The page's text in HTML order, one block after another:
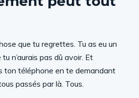
que tu regrettes. Tu as eu un
n’aurais pas dû avoir. Et
ton téléphone en te demandant
passés par là. Tous.